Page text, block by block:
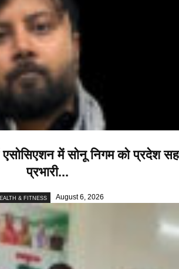
में सोनू निगम को प्रदेश सह
प्रभारी...
& FITNESS August 6, 2026